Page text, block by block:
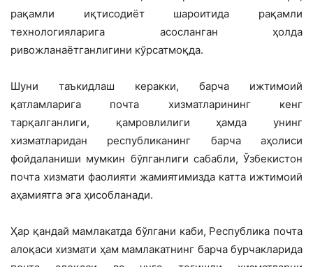
рақамли иқтисодиёт шароитида рақамли
технологияларига асосланган ҳолда
ривожланаётганлигини кўрсатмоқда.
Шуни таъкидлаш керакки, барча ижтимоий
қатламларига почта хизматларининг кенг
тарқалганлиги, қамровлилиги ҳамда унинг
хизматларидан республиканинг барча аҳолиси
фойдаланиши мумкин бўлганлиги сабабли, Ўзбекистон
почта хизмати фаолияти жамиятимизда катта ижтимоий
аҳамиятга эга ҳисобланади.
Ҳар қандай мамлакатда бўлгани каби, Республика почта
алоқаси хизмати ҳам мамлакатнинг барча бурчакларида